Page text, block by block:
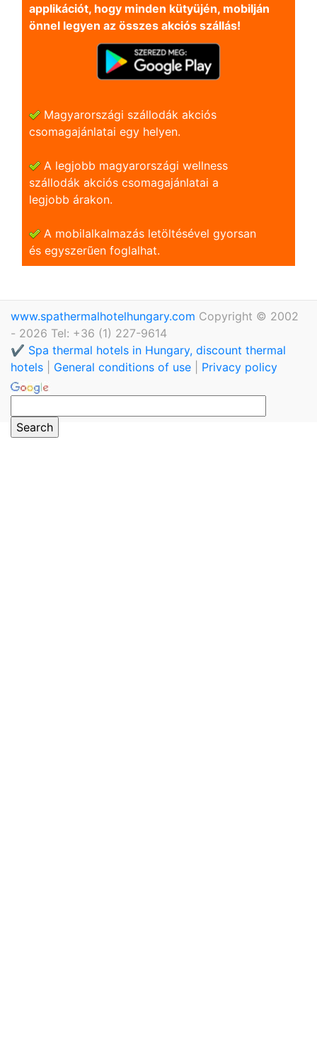
applikációt, hogy minden kütyüjén, mobilján
önnel legyen az összes akciós szállás!
Magyarországi szállodák akciós
csomagajánlatai egy helyen.
A legjobb magyarországi wellness
szállodák akciós csomagajánlatai a
legjobb árakon.
A mobilalkalmazás letöltésével gyorsan
és egyszerũen foglalhat.
www.spathermalhotelhungary.com Copyright © 2002
- 2026 Tel: +36 (1) 227-9614
✔️ Spa thermal hotels in Hungary, discount thermal
hotels
General conditions of use Privacy policy